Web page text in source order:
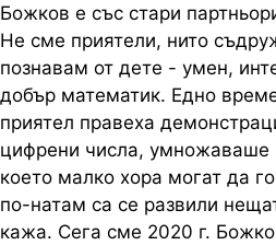
Божков е със стари
Не сме приятели, нито
познавам от дете - умен,
добър математик. Едно
приятел правеха
цифрени числа,
което малко хора могат да
по-натам са се развили
кажа. Сега сме 2020 г.